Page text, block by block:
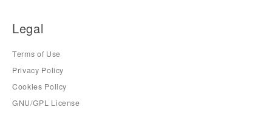
Legal
Terms of Use
Privacy Policy
Cookies Policy
GNU/GPL License